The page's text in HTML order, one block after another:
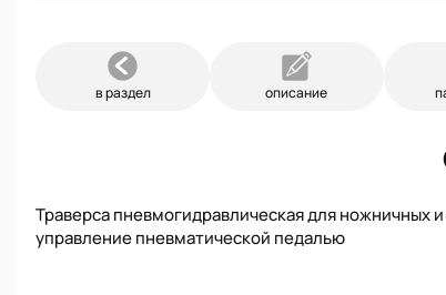
в раздел описание
Траверса пневмогидравлическая для ножничных
управление пневматической педалью